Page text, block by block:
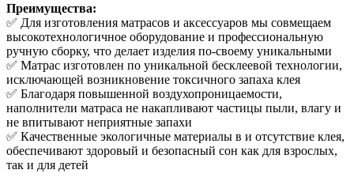
Преимущества:
✅ Для изготовления матрасов и аксессуаров мы совмещаем
высокотехнологичное оборудование и профессиональную
ручную сборку, что делает изделия по-своему уникальными
✅ Матрас изготовлен по уникальной бесклеевой технологии,
исключающей возникновение токсичного запаха клея
✅ Благодаря повышенной воздухопроницаемости,
наполнители матраса не накапливают частицы пыли, влагу и
не впитывают неприятные запахи
✅ Качественные экологичные материалы в и отсутствие клея,
обеспечивают здоровый и безопасный сон как для взрослых,
так и для детей